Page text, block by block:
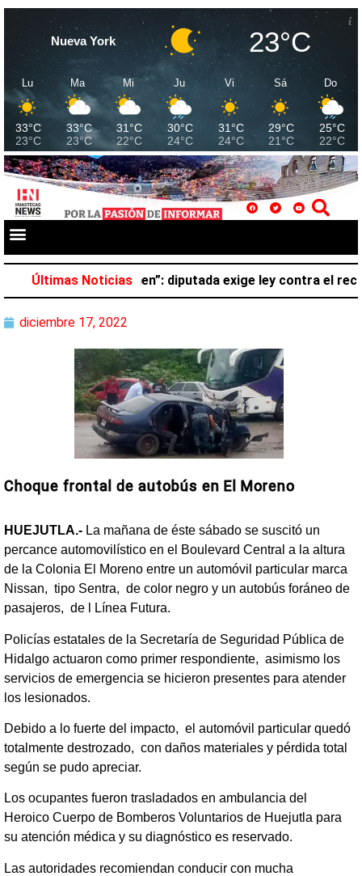
Nueva York 23°C
Lu
33°C
23°C
Ma
33°C
23°C
Mi
31°C
22°C
Ju
30°C
24°C
Vi
31°C
24°C
Sá
29°C
21°C
Do
25°C
22°C
Últimas Noticias
pertenece al crimen”: diputada exige ley contra el
diciembre 17, 2022
Choque frontal de autobús en El Moreno
HUEJUTLA.- La mañana de éste sábado se suscitó un
percance automovilístico en el Boulevard Central a la altura
de la Colonia El Moreno entre un automóvil particular marca
Nissan, tipo Sentra, de color negro y un autobús foráneo de
pasajeros, de l Línea Futura.
Policías estatales de la Secretaría de Seguridad Pública de
Hidalgo actuaron como primer respondiente, asimismo los
servicios de emergencia se hicieron presentes para atender
los lesionados.
Debido a lo fuerte del impacto, el automóvil particular quedó
totalmente destrozado, con daños materiales y pérdida total
según se pudo apreciar.
Los ocupantes fueron trasladados en ambulancia del
Heroico Cuerpo de Bomberos Voluntarios de Huejutla para
su atención médica y su diagnóstico es reservado.
Las autoridades recomiendan conducir con mucha